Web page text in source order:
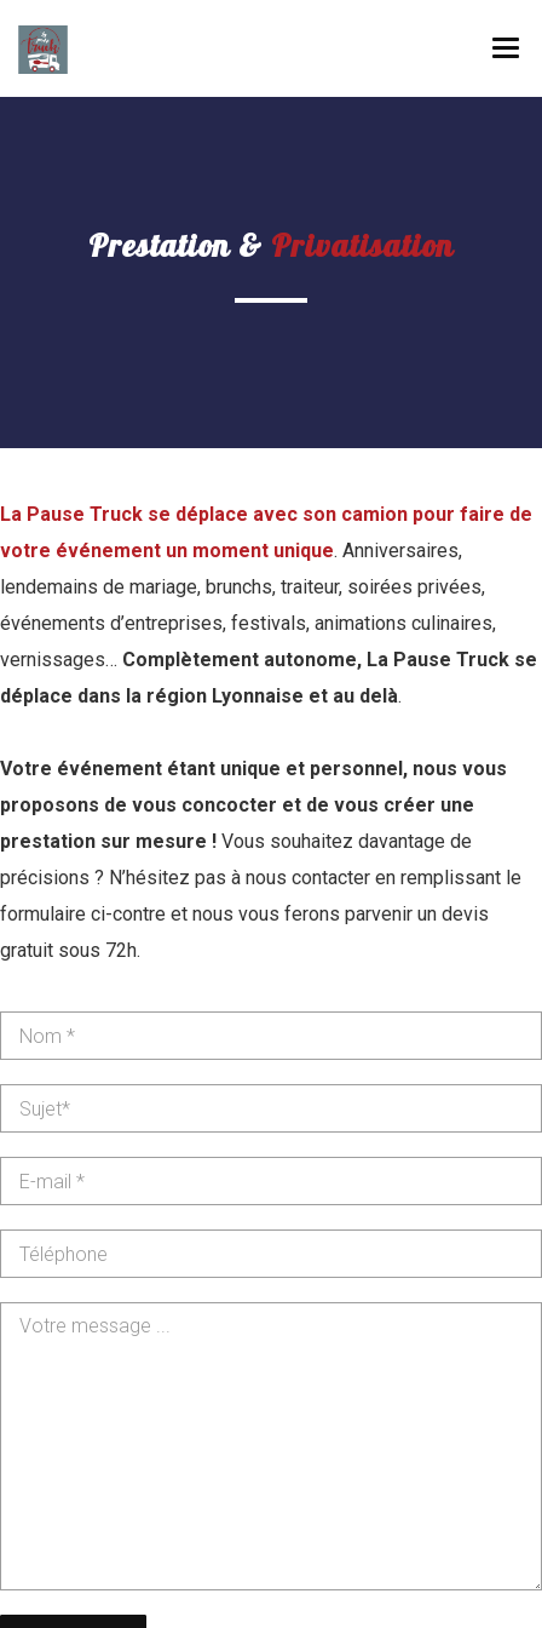
Prestation & Privatisation
La Pause Truck se déplace avec son camion pour faire de
votre événement un moment unique. Anniversaires,
lendemains de mariage, brunchs, traiteur, soirées privées,
événements d’entreprises, festivals, animations culinaires,
vernissages… Complètement autonome, La Pause Truck se
déplace dans la région Lyonnaise et au delà.
Votre événement étant unique et personnel, nous vous
proposons de vous concocter et de vous créer une
prestation sur mesure ! Vous souhaitez davantage de
précisions ? N’hésitez pas à nous contacter en remplissant le
formulaire ci-contre et nous vous ferons parvenir un devis
gratuit sous 72h.